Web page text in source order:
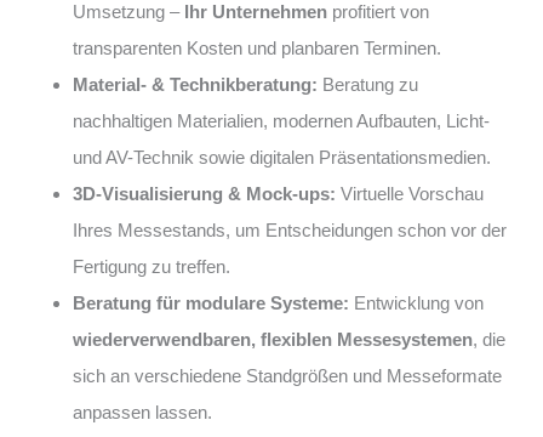
Umsetzung – Ihr Unternehmen profitiert von
transparenten Kosten und planbaren Terminen.
Material- & Technikberatung: Beratung zu
nachhaltigen Materialien, modernen Aufbauten, Licht-
und AV-Technik sowie digitalen Präsentationsmedien.
3D-Visualisierung & Mock-ups: Virtuelle Vorschau
Ihres Messestands, um Entscheidungen schon vor der
Fertigung zu treffen.
Beratung für modulare Systeme: Entwicklung von
wiederverwendbaren, flexiblen Messesystemen, die
sich an verschiedene Standgrößen und Messeformate
anpassen lassen.